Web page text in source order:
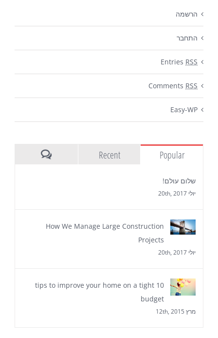
הרשמה
התחבר
Entries RSS
Comments RSS
Easy-WP
Popular
Recent
שלום עולם!
יולי 20th, 2017
How We Manage Large Construction
Projects
יולי 20th, 2017
10 tips to improve your home on a tight
budget
מרץ 12th, 2015